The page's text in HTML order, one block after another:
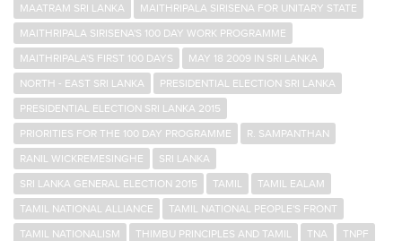
MAATRAM SRI LANKA
MAITHRIPALA SIRISENA FOR UNITARY STATE
MAITHRIPALA SIRISENA'S 100 DAY WORK PROGRAMME
MAITHRIPALA'S FIRST 100 DAYS
MAY 18 2009 IN SRI LANKA
NORTH - EAST SRI LANKA
PRESIDENTIAL ELECTION SRI LANKA
PRESIDENTIAL ELECTION SRI LANKA 2015
PRIORITIES FOR THE 100 DAY PROGRAMME
R. SAMPANTHAN
RANIL WICKREMESINGHE
SRI LANKA
SRI LANKA GENERAL ELECTION 2015
TAMIL
TAMIL EALAM
TAMIL NATIONAL ALLIANCE
TAMIL NATIONAL PEOPLE'S FRONT
TAMIL NATIONALISM
THIMBU PRINCIPLES AND TAMIL TNA
TNPF